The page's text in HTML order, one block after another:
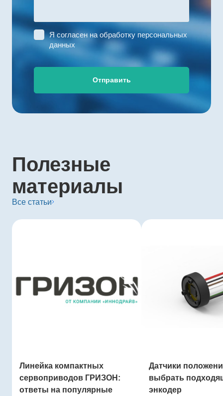
Я согласен на обработку персональных
данных
Отправить
Полезные
материалы
Все статьи
Линейка компактных
сервоприводов ГРИЗОН:
ответы на популярные
Датчики
выбрать
энкодер